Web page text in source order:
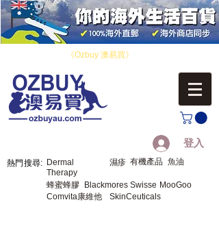
《Ozbuy 澳易買》
登入
熱門搜尋: Dermal
Therapy
濕疹 有機產品 魚油
蜂蜜蜂膠 Blackmores Swisse MooGoo
Comvita康維他
SkinCeuticals